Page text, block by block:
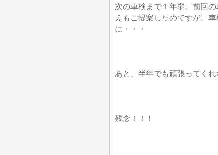
次の車検まで１年弱。前回
えもご提案したのですが、
に・・・
あと、半年でも頑張ってく
残念！！！